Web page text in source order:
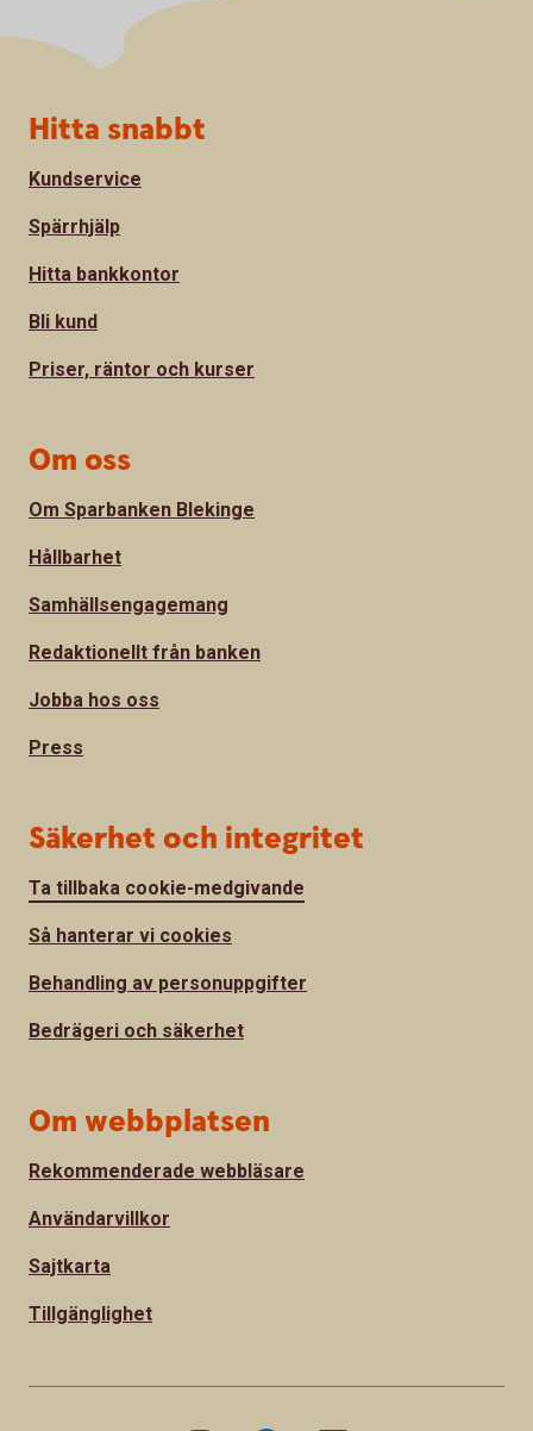
Sidfot
Hitta snabbt
Kundservice
Spärrhjälp
Hitta bankkontor
Bli kund
Priser, räntor och kurser
Om oss
Om Sparbanken Blekinge
Hållbarhet
Samhällsengagemang
Redaktionellt från banken
Jobba hos oss
Press
Säkerhet och integritet
Ta tillbaka cookie-medgivande
Så hanterar vi cookies
Behandling av personuppgifter
Bedrägeri och säkerhet
Om webbplatsen
Rekommenderade webbläsare
Användarvillkor
Sajtkarta
Tillgänglighet